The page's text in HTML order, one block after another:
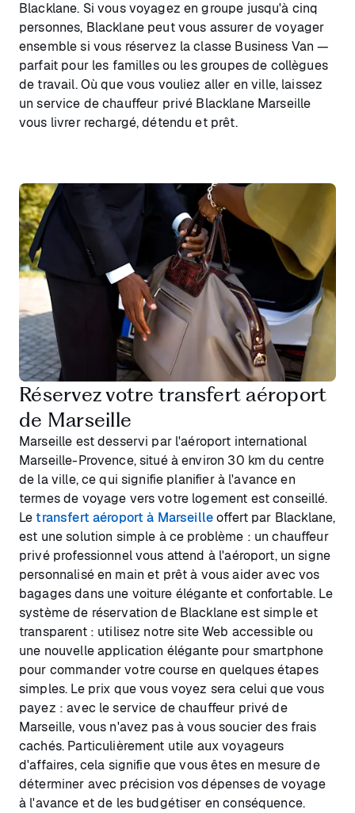
Blacklane. Si vous voyagez en groupe jusqu'à cinq
personnes, Blacklane peut vous assurer de voyager
ensemble si vous réservez la classe Business Van —
parfait pour les familles ou les groupes de collègues
de travail. Où que vous vouliez aller en ville, laissez
un service de chauffeur privé Blacklane Marseille
vous livrer rechargé, détendu et prêt.
Réservez votre transfert aéroport
de Marseille
Marseille est desservi par l'aéroport international
Marseille-Provence, situé à environ 30 km du centre
de la ville, ce qui signifie planifier à l'avance en
termes de voyage vers votre logement est conseillé.
Letransfert aéroport à Marseilleoffert par Blacklane,
est une solution simple à ce problème : un chauffeur
privé professionnel vous attend à l'aéroport, un signe
personnalisé en main et prêt à vous aider avec vos
bagages dans une voiture élégante et confortable. Le
système de réservation de Blacklane est simple et
transparent : utilisez notre site Web accessible ou
une nouvelle application élégante pour smartphone
pour commander votre course en quelques étapes
simples. Le prix que vous voyez sera celui que vous
payez : avec le service de chauffeur privé de
Marseille, vous n'avez pas à vous soucier des frais
cachés. Particulièrement utile aux voyageurs
d'affaires, cela signifie que vous êtes en mesure de
déterminer avec précision vos dépenses de voyage
à l'avance et de les budgétiser en conséquence.